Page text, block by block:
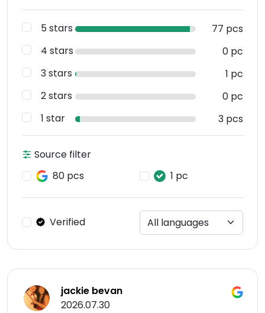
5 stars
77 pcs
4 stars
0 pc
3 stars
1 pc
2 stars
0 pc
1 star
3 pcs
Source filter
80 pcs
1 pc
Verified
jackie bevan
2026.07.30